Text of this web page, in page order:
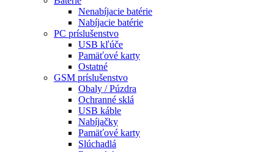
Nenabíjacie batérie
Nabíjacie batérie
PC príslušenstvo
USB kľúče
Pamäťové karty
Ostatné
GSM príslušenstvo
Obaly / Púzdra
Ochranné sklá
USB káble
Nabíjačky
Pamäťové karty
Slúchadlá